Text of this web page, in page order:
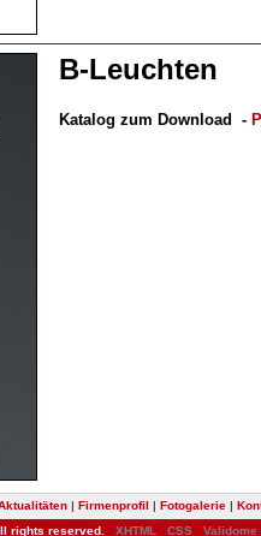
B-Leuchten
Katalog zum Download -
| Firmenprofil | Fotogalerie |
rights reserved. XHTML CSS Validome